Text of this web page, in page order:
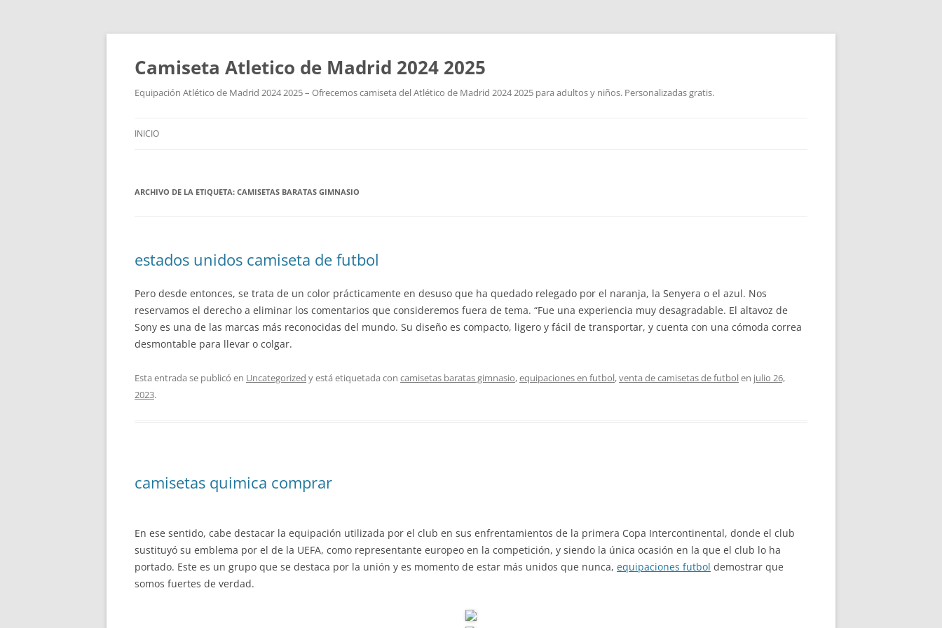
Camiseta Atletico de Madrid 2024 2025
Equipación Atlético de Madrid 2024 2025 – Ofrecemos camiseta del Atlético de Madrid 2024 2025 para adultos y niños. Personalizadas gratis.
INICIO
ARCHIVO DE LA ETIQUETA: CAMISETAS BARATAS GIMNASIO
estados unidos camiseta de futbol
Pero desde entonces, se trata de un color prácticamente en desuso que ha quedado relegado por el naranja, la Senyera o el azul. Nos
reservamos el derecho a eliminar los comentarios que consideremos fuera de tema. “Fue una experiencia muy desagradable. El altavoz de
Sony es una de las marcas más reconocidas del mundo. Su diseño es compacto, ligero y fácil de transportar, y cuenta con una cómoda correa
desmontable para llevar o colgar.
Esta entrada se publicó en Uncategorized y está etiquetada con camisetas baratas gimnasio,equipaciones en futbol,venta de camisetas de futbolen julio 26,
2023.
camisetas quimica comprar
En ese sentido, cabe destacar la equipación utilizada por el club en sus enfrentamientos de la primera Copa Intercontinental, donde el club
sustituyó su emblema por el de la UEFA, como representante europeo en la competición, y siendo la única ocasión en la que el club lo ha
portado. Este es un grupo que se destaca por la unión y es momento de estar más unidos que nunca, equipaciones futbol demostrar que
somos fuertes de verdad.